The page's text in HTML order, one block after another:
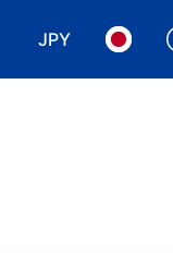
JPY
表示通貨を選
言語を